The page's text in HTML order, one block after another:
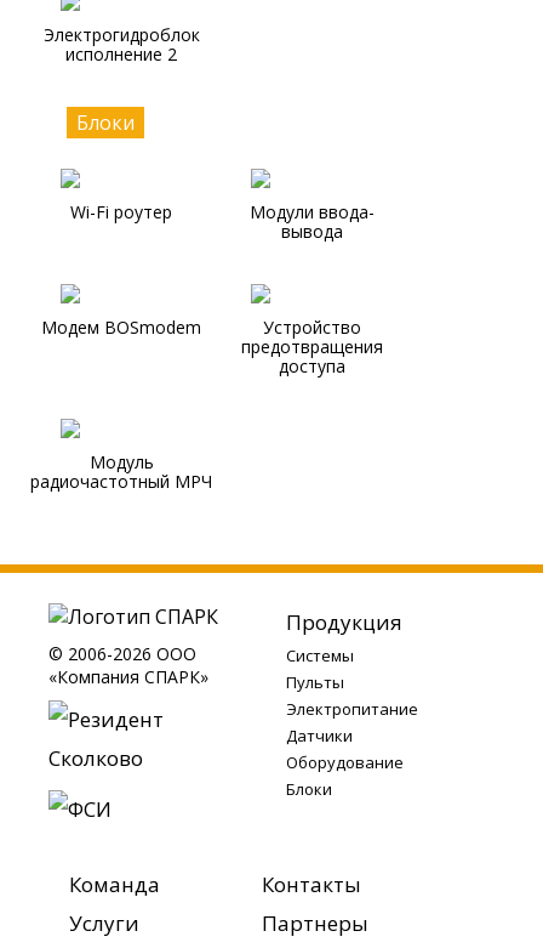
Электрогидроблок
исполнение 2
Блоки
Wi-Fi роутер
Модули ввода-
вывода
Модем BOSmodem
Устройство
предотвращения
доступа
Модуль
радиочастотный МРЧ
© 2006-2026 ООО
«Компания СПАРК»
Продукция
Системы
Пульты
Электропитание
Датчики
Оборудование
Блоки
Команда
Услуги
Контакты
Партнеры